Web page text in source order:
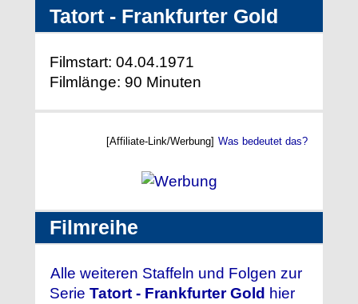
Tatort - Frankfurter Gold
Filmstart: 04.04.1971
Filmlänge: 90 Minuten
[Affiliate-Link/Werbung] Was bedeutet das?
Filmreihe
Alle weiteren Staffeln und Folgen zur
Serie Tatort - Frankfurter Gold hier